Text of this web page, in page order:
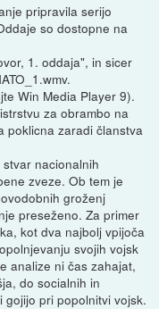
pripravila serijo
so dostopne na
1. oddaja", in sicer
Win Media Player 9).
za obrambo na
poklicna zaradi članstva
nacionalnih
zveze. Ob tem je
groženj
preseženo. Za primer
kot dva najbolj vpijoča
svojih vojsk
analize ni čas zahajat,
do socialnih in
gojijo pri popolnitvi vojsk.